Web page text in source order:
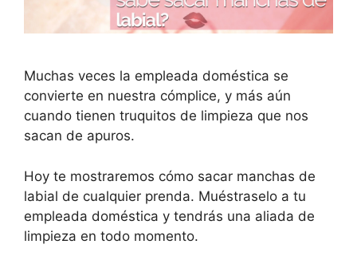
Muchas veces la empleada doméstica se
convierte en nuestra cómplice, y más aún
cuando tienen truquitos de limpieza que nos
sacan de apuros.
Hoy te mostraremos cómo sacar manchas de
labial de cualquier prenda. Muéstraselo a tu
empleada doméstica y tendrás una aliada de
limpieza en todo momento.